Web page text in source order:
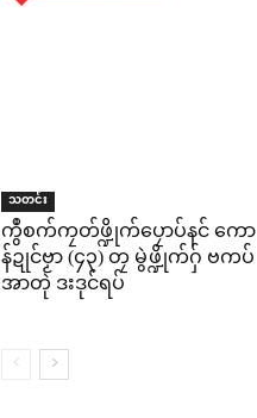
သတင်း
ကွဳစက်ကၠတ်ဖ္ဍိုက်ပၠောပ်နင် ကော
န်ဍုင်ဗၟာ (၄၃) တၠ မွဲဖ္ဍိုက်ဂှ် ဗကပ်
အာတုဲ ဒးဒုင်ရပ်